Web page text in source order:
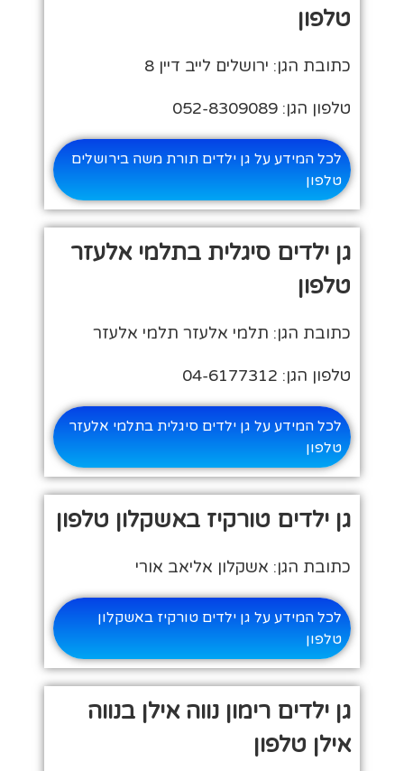
טלפון
כתובת הגן: ירושלים לייב דיין 8
טלפון הגן: 052-8309089
לכל המידע על גן ילדים תורת משה בירושלים
טלפון
גן ילדים סיגלית בתלמי אלעזר
טלפון
כתובת הגן: תלמי אלעזר תלמי אלעזר
טלפון הגן: 04-6177312
לכל המידע על גן ילדים סיגלית בתלמי אלעזר
טלפון
גן ילדים טורקיז באשקלון טלפון
כתובת הגן: אשקלון אליאב אורי
לכל המידע על גן ילדים טורקיז באשקלון
טלפון
גן ילדים רימון נווה אילן בנווה
אילן טלפון